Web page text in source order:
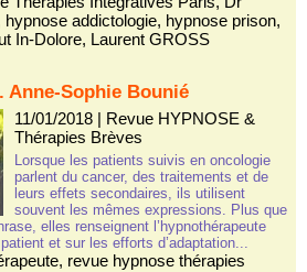
hypnose addictologie, hypnose prison,
In-Dolore, Laurent GROSS
Anne-Sophie Bounié
11/01/2018| Revue HYPNOSE &
Thérapies Brèves
Lorsque les patients suivis en oncologie
parlent du cancer, des traitements et de
leurs effets secondaires, ils utilisent
souvent les mêmes expressions. Plus que
elles renseignent l’hypnothérapeute
et sur les efforts d’adaptation...
, revue hypnose thérapies